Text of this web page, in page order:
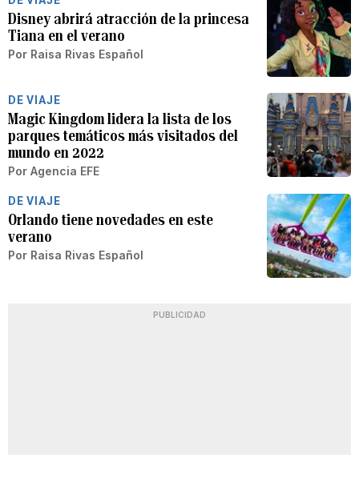
Disney abrirá atracción de la princesa
Tiana en el verano
Por Raisa Rivas Español
DE VIAJE
Magic Kingdom lidera la lista de los
parques temáticos más visitados del
mundo en 2022
Por Agencia EFE
DE VIAJE
Orlando tiene novedades en este
verano
Por Raisa Rivas Español
PUBLICIDAD